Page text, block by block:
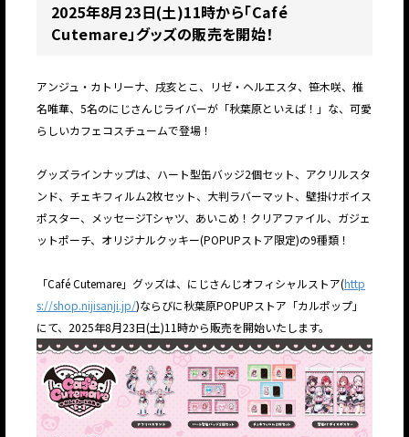
2025年8月23日(土)11時から「Café
Cutemare」グッズの販売を開始！
アンジュ・カトリーナ、戌亥とこ、リゼ・ヘルエスタ、笹木咲、椎
名唯華、5名のにじさんじライバーが「秋葉原といえば！」な、可愛
らしいカフェコスチュームで登場！
グッズラインナップは、ハート型缶バッジ2個セット、アクリルスタ
ンド、チェキフィルム2枚セット、大判ラバーマット、壁掛けボイス
ポスター、メッセージTシャツ、あいこめ！クリアファイル、ガジェ
ットポーチ、オリジナルクッキー(POPUPストア限定)の9種類！
「Café Cutemare」グッズは、にじさんじオフィシャルストア(http
s://shop.nijisanji.jp/)ならびに秋葉原POPUPストア「カルポップ」
にて、2025年8月23日(土)11時から販売を開始いたします。